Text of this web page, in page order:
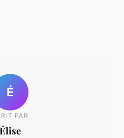
É
PAR
Élise